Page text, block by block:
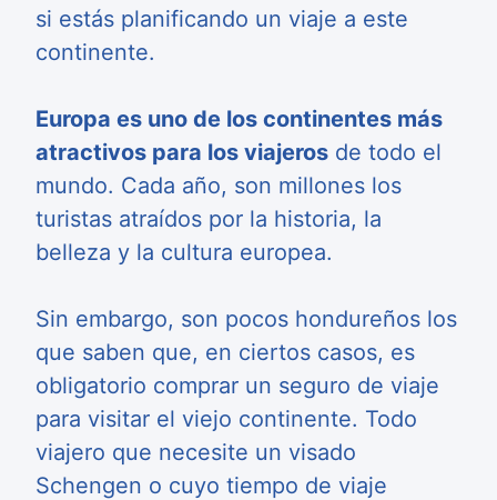
si estás planificando un viaje a este
continente.
Europa es uno de los continentes más
atractivos para los viajeros de todo el
mundo. Cada año, son millones los
turistas atraídos por la historia, la
belleza y la cultura europea.
Sin embargo, son pocos hondureños los
que saben que, en ciertos casos, es
obligatorio comprar un seguro de viaje
para visitar el viejo continente. Todo
viajero que necesite un visado
Schengen o cuyo tiempo de viaje